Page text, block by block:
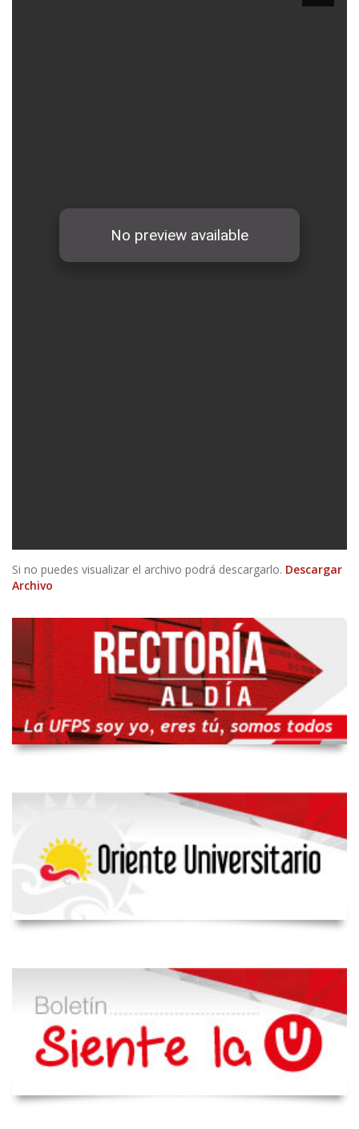
Si no puedes visualizar el archivo podrá descargarlo. Descargar
Archivo